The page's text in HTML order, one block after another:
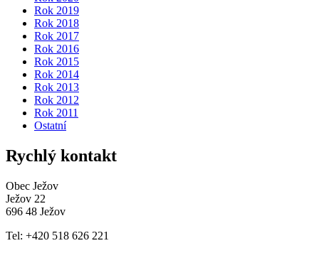
Rok 2019
Rok 2018
Rok 2017
Rok 2016
Rok 2015
Rok 2014
Rok 2013
Rok 2012
Rok 2011
Ostatní
Rychlý kontakt
Obec Ježov
Ježov 22
696 48 Ježov
Tel: +420 518 626 221